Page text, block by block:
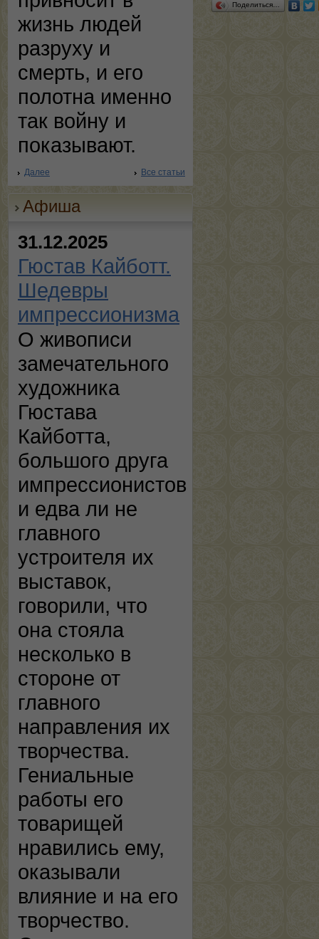
жизнь людей
разруху и
смерть, и его
полотна именно
так войну и
показывают.
Далее Все статьи
Афиша
31.12.2025
Гюстав Кайботт.
Шедевры
импрессионизма
О живописи
замечательного
художника
Гюстава
Кайботта,
большого друга
импрессионистов
и едва ли не
главного
устроителя их
выставок,
говорили, что
она стояла
несколько в
стороне от
главного
направления их
творчества.
Гениальные
работы его
товарищей
нравились ему,
оказывали
влияние и на его
творчество.
Поделиться…